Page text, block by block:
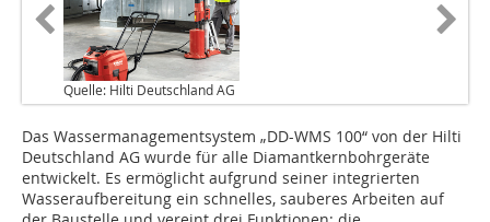
Quelle: Hilti Deutschland AG
Das Wassermanagementsystem „DD-WMS 100“ von der Hilti
Deutschland AG wurde für alle Diamantkernbohrgeräte
entwickelt. Es ermöglicht aufgrund seiner integrierten
Wasseraufbereitung ein schnelles, sauberes Arbeiten auf